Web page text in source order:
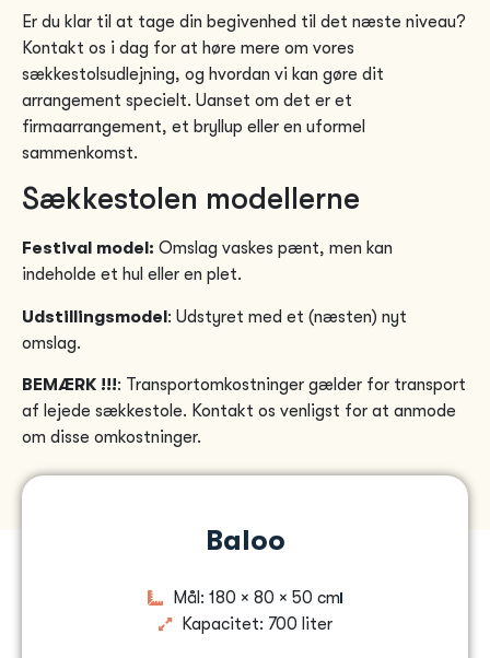
Er du klar til at tage din begivenhed til det næste niveau?
Kontakt os i dag for at høre mere om vores
sækkestolsudlejning, og hvordan vi kan gøre dit
arrangement specielt. Uanset om det er et
firmaarrangement, et bryllup eller en uformel
sammenkomst.
Sækkestolen modellerne
Festival model: Omslag vaskes pænt, men kan
indeholde et hul eller en plet.
Udstillingsmodel: Udstyret med et (næsten) nyt
omslag.
BEMÆRK !!!: Transportomkostninger gælder for transport
af lejede sækkestole. Kontakt os venligst for at anmode
om disse omkostninger.
Baloo
Mål: 180 × 80 × 50 cm
Kapacitet: 700 liter